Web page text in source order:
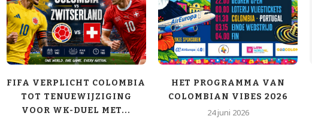
FIFA VERPLICHT COLOMBIA
TOT TENUEWIJZIGING
VOOR WK-DUEL MET...
HET PROGRAMMA VAN
COLOMBIAN VIBES 2026
24 juni 2026